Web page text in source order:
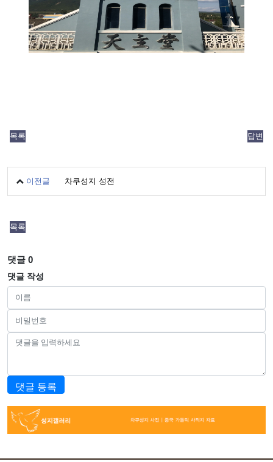
답변
목록
이전글 차쿠성지 성전
목록
댓글 0
댓글 작성
댓글 등록